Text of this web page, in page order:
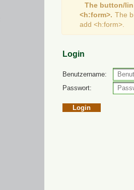
The button/
<h:form>. The
add <h:form>.
Login
Benutzername:
Passwort: